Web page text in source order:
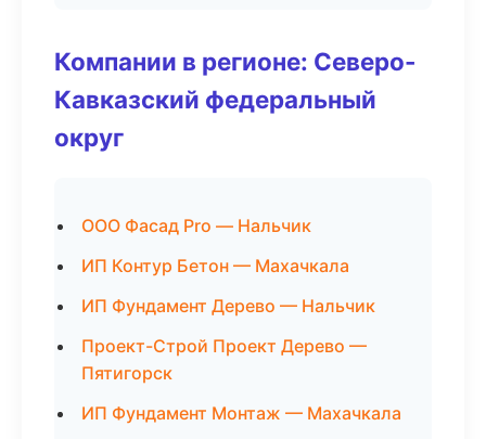
Компании в регионе: Северо-
Кавказский федеральный
округ
ООО Фасад Pro — Нальчик
ИП Контур Бетон — Махачкала
ИП Фундамент Дерево — Нальчик
Проект-Строй Проект Дерево —
Пятигорск
ИП Фундамент Монтаж — Махачкала